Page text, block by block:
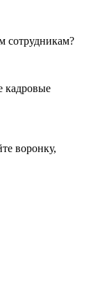
сотрудникам?
кадровые
воронку,